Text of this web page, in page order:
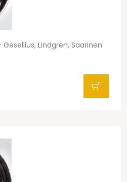
Lindgren, Saarinen